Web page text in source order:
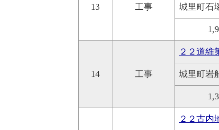
13 工事 城里町
14 工事
２２道維
城里町岩
２２古内